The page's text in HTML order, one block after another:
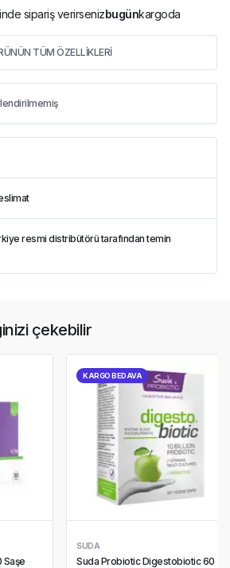
sipariş verirsenizbugünkargoda
TÜM ÖZELLİKLERİ
resmi distribütörü tarafından temin
çekebilir
Saşe
KARGO BEDAVA
SUDA
Suda Probiotic Digestobiotic 60